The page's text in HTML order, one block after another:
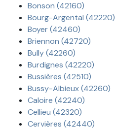
Bonson (42160)
Bourg-Argental (42220)
Boyer (42460)
Briennon (42720)
Bully (42260)
Burdignes (42220)
Bussières (42510)
Bussy-Albieux (42260)
Caloire (42240)
Cellieu (42320)
Cervières (42440)